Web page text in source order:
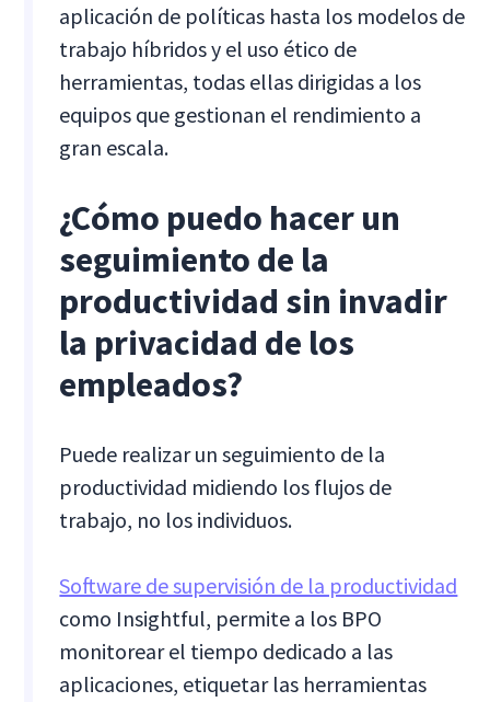
aplicación de políticas hasta los modelos de
trabajo híbridos y el uso ético de
herramientas, todas ellas dirigidas a los
equipos que gestionan el rendimiento a
gran escala.
¿Cómo puedo hacer un
seguimiento de la
productividad sin invadir
la privacidad de los
empleados?
Puede realizar un seguimiento de la
productividad midiendo los flujos de
trabajo, no los individuos.
Software de supervisión de la productividad
como Insightful, permite a los BPO
monitorear el tiempo dedicado a las
aplicaciones, etiquetar las herramientas